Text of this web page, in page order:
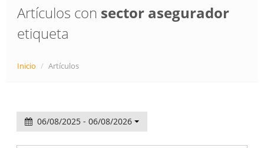
Actualidad
Artículos con sector asegurador
etiqueta
Inicio / Artículos
06/08/2025 - 06/08/2026